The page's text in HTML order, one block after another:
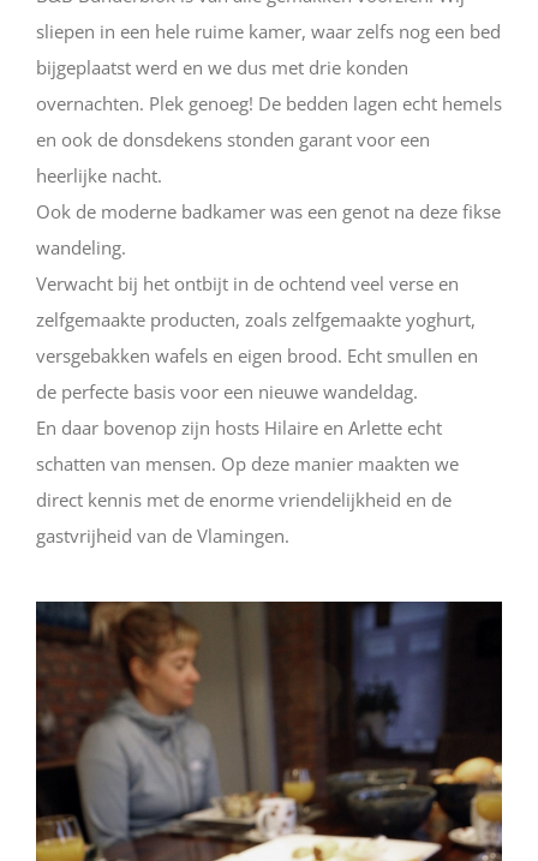
sliepen in een hele ruime kamer, waar zelfs nog een bed
bijgeplaatst werd en we dus met drie konden
overnachten. Plek genoeg! De bedden lagen echt hemels
en ook de donsdekens stonden garant voor een
heerlijke nacht.
Ook de moderne badkamer was een genot na deze fikse
wandeling.
Verwacht bij het ontbijt in de ochtend veel verse en
zelfgemaakte producten, zoals zelfgemaakte yoghurt,
versgebakken wafels en eigen brood. Echt smullen en
de perfecte basis voor een nieuwe wandeldag.
En daar bovenop zijn hosts Hilaire en Arlette echt
schatten van mensen. Op deze manier maakten we
direct kennis met de enorme vriendelijkheid en de
gastvrijheid van de Vlamingen.